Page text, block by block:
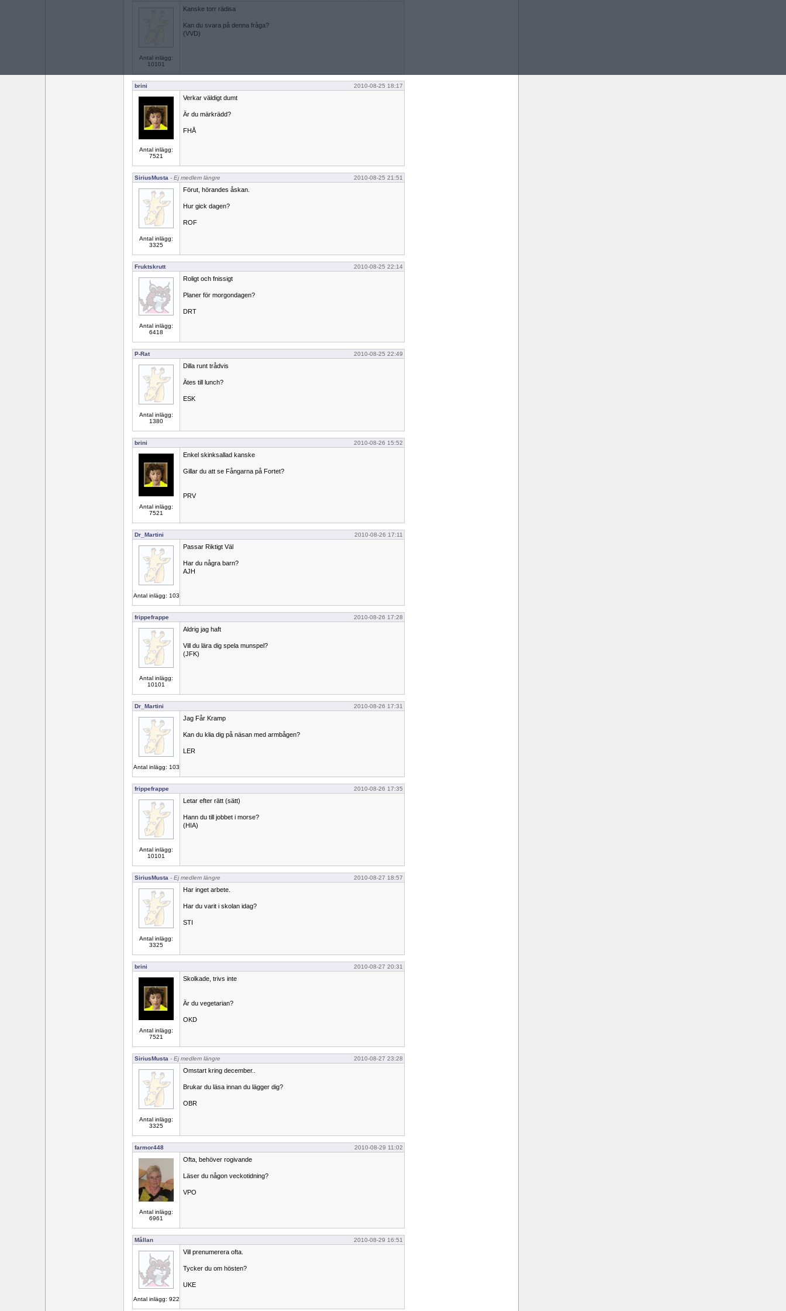
Antal inlägg:
10101
Kanske torr rädisa
Kan du svara på denna fråga?
(VVD)
brini 2010-08-25 18:17
Antal inlägg:
7521
Verkar väldigt dumt
Är du märkrädd?
FHÅ
SiriusMusta - Ej medlem längre 2010-08-25 21:51
Antal inlägg:
3325
Förut, hörandes åskan.
Hur gick dagen?
ROF
Fruktskrutt 2010-08-25 22:14
Antal inlägg:
6418
Roligt och fnissigt
Planer för morgondagen?
DRT
P-Rat 2010-08-25 22:49
Antal inlägg:
1380
Dilla runt trådvis
Ätes till lunch?
ESK
brini 2010-08-26 15:52
Antal inlägg:
7521
Enkel skinksallad kanske
Gillar du att se Fångarna på Fortet?
PRV
Dr_Martini 2010-08-26 17:11
Antal inlägg: 103
Passar Riktigt Väl
Har du några barn?
AJH
frippefrappe 2010-08-26 17:28
Antal inlägg:
10101
Aldrig jag haft
Vill du lära dig spela munspel?
(JFK)
Dr_Martini 2010-08-26 17:31
Antal inlägg: 103
Jag Får Kramp
Kan du klia dig på näsan med armbågen?
LER
frippefrappe 2010-08-26 17:35
Antal inlägg:
10101
Letar efter rätt (sätt)
Hann du till jobbet i morse?
(HIA)
SiriusMusta - Ej medlem längre 2010-08-27 18:57
Antal inlägg:
3325
Har inget arbete.
Har du varit i skolan idag?
STI
brini 2010-08-27 20:31
Antal inlägg:
7521
Skolkade, trivs inte
Är du vegetarian?
OKD
SiriusMusta - Ej medlem längre 2010-08-27 23:28
Antal inlägg:
3325
Omstart kring december..
Brukar du läsa innan du lägger dig?
OBR
farmor448 2010-08-29 11:02
Antal inlägg:
6961
Ofta, behöver rogivande
Läser du någon veckotidning?
VPO
Mållan 2010-08-29 16:51
Antal inlägg: 922
Vill prenumerera ofta.
Tycker du om hösten?
UKE